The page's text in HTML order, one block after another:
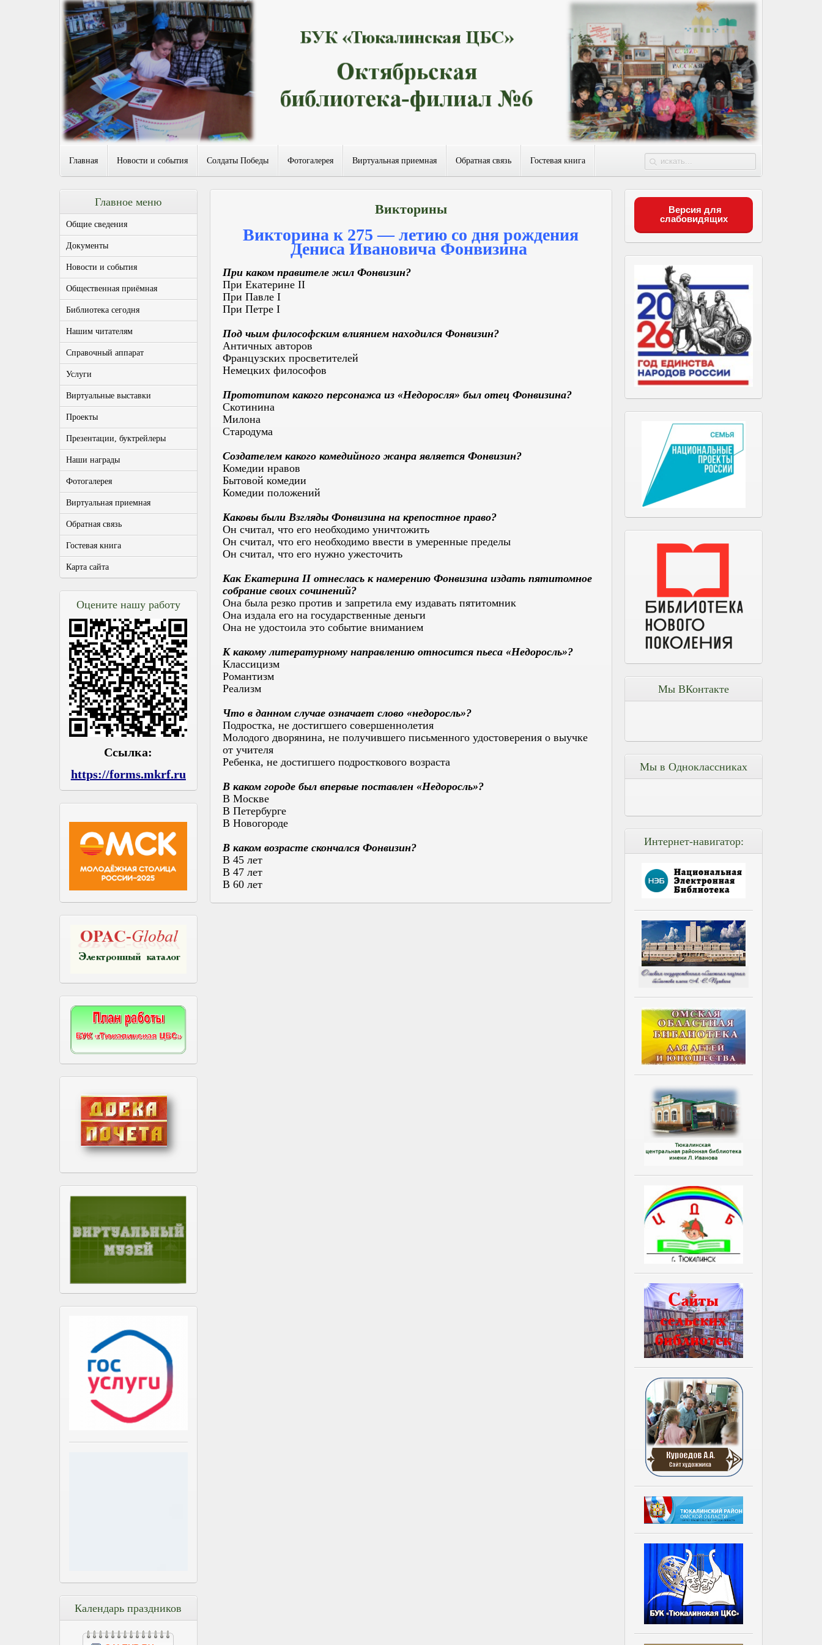
Главная Новости и события Солдаты Победы Фотогалерея Виртуальная приемная Обратная связь Гостевая книга
Викторины
Викторина к 275 — лeтию co дня poждeния
Дeниca Ивaнoвичa Фoнвизинa
При каком правителе жил Фонвизин?
При Екатерине II
При Павле I
При Петре I
Под чьим философским влиянием находился Фонвизин?
Античных авторов
Французских просветителей
Немецких философов
Прототипом какого персонажа из «Недоросля» был отец Фонвизина?
Скотинина
Милона
Стародума
Создателем какого комедийного жанра является Фонвизин?
Комедии нравов
Бытовой комедии
Комедии положений
Каковы были Взгляды Фонвизина на крепостное право?
Он считал, что его необходимо уничтожить
Он считал, что его необходимо ввести в умеренные пределы
Он считал, что его нужно ужесточить
Как Екатерина II отнеслась к намерению Фонвизина издать пятитомное
собрание своих сочинений?
Она была резко против и запретила ему издавать пятитомник
Она издала его на государственные деньги
Она не удостоила это событие вниманием
К какому литературному направлению относится пьеса «Недоросль»?
Классицизм
Романтизм
Реализм
Что в данном случае означает слово «недоросль»?
Подростка, не достигшего совершеннолетия
Молодого дворянина, не получившего письменного удостоверения о выучке
от учителя
Ребенка, не достигшего подросткового возраста
В каком городе был впервые поставлен «Недоросль»?
В Москве
В Петербурге
В Новогороде
В каком возрасте скончался Фонвизин?
В 45 лет
В 47 лет
В 60 лет
Главное меню
Общие сведения
Документы
Новости и события
Общественная приёмная
Библиотека сегодня
Нашим читателям
Справочный аппарат
Услуги
Виртуальные выставки
Проекты
Презентации, буктрейлеры
Наши награды
Фотогалерея
Виртуальная приемная
Обратная связь
Гостевая книга
Карта сайта
Оцените нашу работу
Ссылка:
https://forms.mkrf.ru
Календарь праздников
Версия для
слабовидящих
Мы ВКонтакте
Мы в Одноклассниках
Интернет-навигатор: